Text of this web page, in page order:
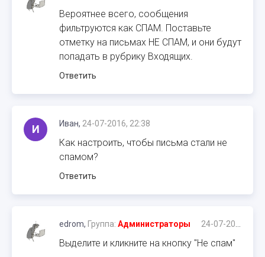
Вероятнее всего, сообщения
фильтруются как СПАМ. Поставьте
отметку на письмах НЕ СПАМ, и они будут
попадать в рубрику Входящих.
Ответить
И Иван, 24-07-2016, 22:38
Как настроить, чтобы письма стали не
спамом?
Ответить
edrom, Группа: Администраторы 24-07-2016, 22:39
Выделите и кликните на кнопку "Не спам"